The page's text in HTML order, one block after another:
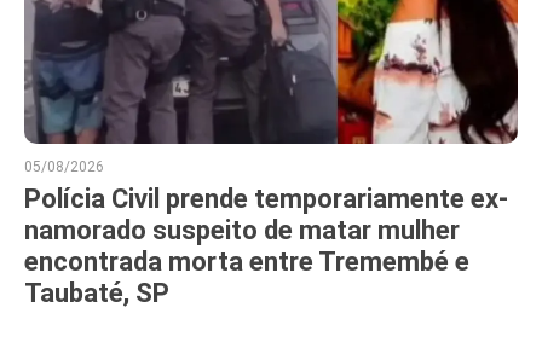
05/08/2026
Polícia Civil prende temporariamente ex-
namorado suspeito de matar mulher
encontrada morta entre Tremembé e
Taubaté, SP